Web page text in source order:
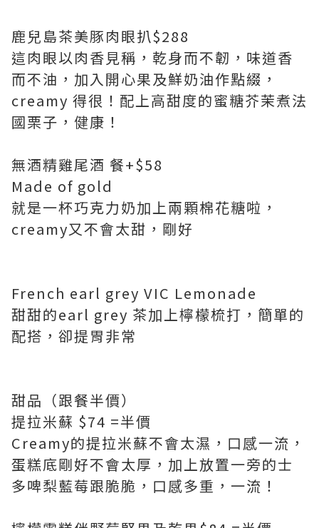
鹿兒島茶美豚肉眼扒$288
這肉眼以肉香見稱，乾身而不韌，味道香
而不油，加入開心果及鮮奶油作點綴，
creamy 得很！配上高甜度的蜜糖芥茉煮法
國栗子，健康！
無酒精雞尾酒 餐+$58
Made of gold
就是一杯巧克力奶加上兩顆棉花糖啦，
creamy又不會太甜，剛好
French earl grey VIC Lemonade
甜甜的earl grey 茶加上檸檬梳打，簡單的
配搭，卻提胃非常
甜品（跟餐半價）
提拉米蘇 $74 =半價
Creamy的提拉米蘇不會太濕，口感一流，
蛋糕底剛好不會太厚，加上放置一旁的士
多啤梨藍莓跟脆脆，口感多重，一流！